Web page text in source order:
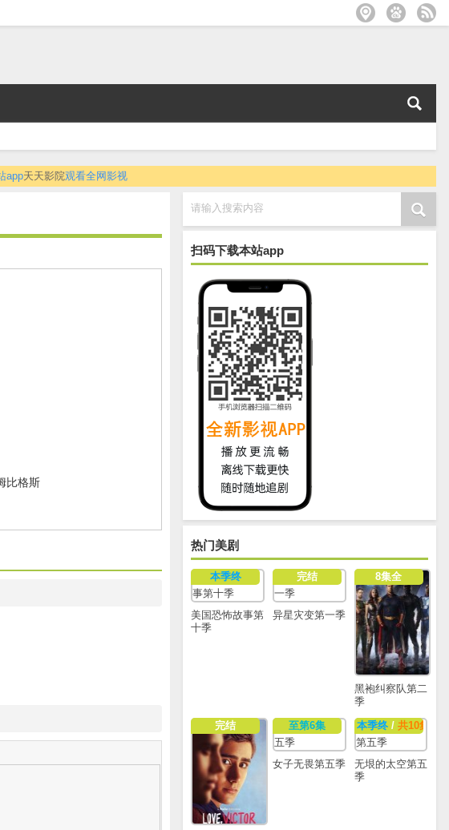
app天天影院观看全网影视
请输入搜索内容
扫码下载本站app
热门美剧
本季终
美国恐怖故事第
十季
完结
异星灾变第一季
8集全
黑袍纠察队第二
季
完结
至第6集
女子无畏第五季
本季终/ 共10集
无垠的太空第五
季
比格斯